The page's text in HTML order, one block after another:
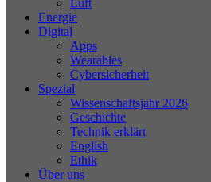
Energie
Digital
Apps
Wearables
Cybersicherheit
Spezial
Wissenschaftsjahr 2026
Geschichte
Technik erklärt
English
Ethik
Über uns